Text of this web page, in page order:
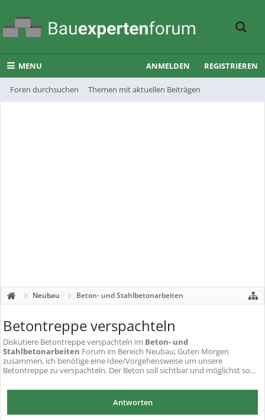
MENU
Foren durchsuchen Themen mit aktuellen Beiträgen
ANMELDEN REGISTRIEREN
Neubau Beton- und Stahlbetonarbeiten
Betontreppe verspachteln
Diskutiere Betontreppe verspachteln im Beton- und
Stahlbetonarbeiten Forum im Bereich Neubau; Guten Morgen
zusammen, ich benötige eine Idee/Vorgehensweise um unsere
Betontreppe zu verspachteln. Der Beton soll sichtbar und möglichst so...
Antworten